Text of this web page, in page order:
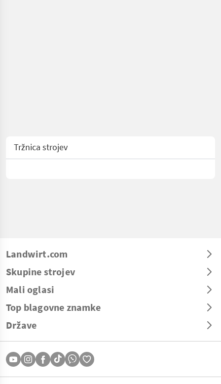
Tržnica strojev
Landwirt.com
Skupine strojev
Mali oglasi
Top blagovne znamke
Države